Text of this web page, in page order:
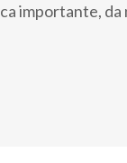
importante,